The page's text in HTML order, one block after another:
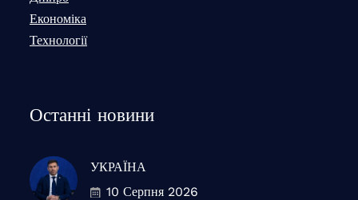
Економіка
Технології
Останні новини
УКРАЇНА
10 Серпня 2026